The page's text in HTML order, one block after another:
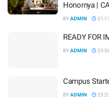
Honornya |
BYADMIN 21:11
READY FOR
BYADMIN
Campus
BYADMIN